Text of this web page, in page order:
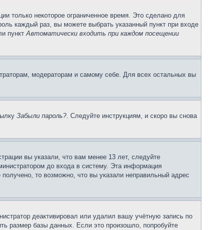
только некоторое ограниченное время. Это сделано для
каждый раз, вы можете выбрать указанный пункт при входе
пунктАвтоматически входить при каждом посещении
модераторам и самому себе. Для всех остальных вы
Забыли пароль?. Следуйте инструкциям, и скоро вы снова
вы указали, что вам менее 13 лет, следуйте
до входа в систему. Эта информация
то возможно, что вы указали неправильный адрес
деактивировал или удалил вашу учётную запись по
размер базы данных. Если это произошло, попробуйте